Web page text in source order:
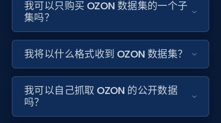
我可以只购买 OZON 数据集的一个子
集吗？
我将以什么格式收到 OZON 数据集？
我可以自己抓取 OZON 的公开数据
吗？